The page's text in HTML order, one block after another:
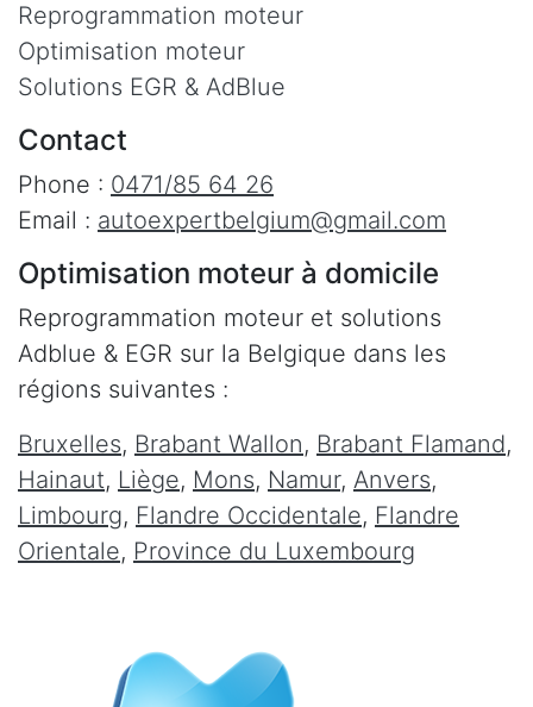
Reprogrammation moteur
Optimisation moteur
Solutions EGR & AdBlue
Contact
Phone : 0471/85 64 26
Email : autoexpertbelgium@gmail.com
Optimisation moteur à domicile
Reprogrammation moteur et solutions
Adblue & EGR sur la Belgique dans les
régions suivantes :
Bruxelles, Brabant Wallon, Brabant Flamand,
Hainaut, Liège, Mons, Namur, Anvers,
Limbourg, Flandre Occidentale, Flandre
Orientale, Province du Luxembourg